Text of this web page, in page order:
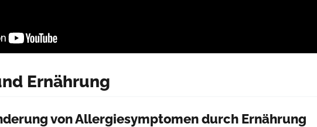
Ernährung
von Allergiesymptomen durch Ernährung